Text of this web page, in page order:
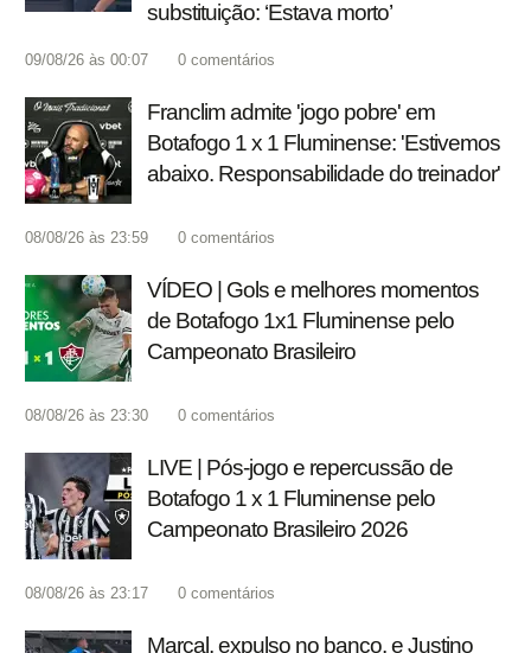
substituição: ‘Estava morto’
09/08/26 às 00:07 0 comentários
Franclim admite 'jogo pobre' em
Botafogo 1 x 1 Fluminense: 'Estivemos
abaixo. Responsabilidade do treinador'
08/08/26 às 23:59 0 comentários
VÍDEO | Gols e melhores momentos
de Botafogo 1x1 Fluminense pelo
Campeonato Brasileiro
08/08/26 às 23:30 0 comentários
LIVE | Pós-jogo e repercussão de
Botafogo 1 x 1 Fluminense pelo
Campeonato Brasileiro 2026
08/08/26 às 23:17 0 comentários
Marçal, expulso no banco, e Justino